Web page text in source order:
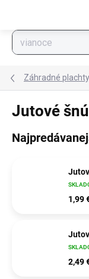
Záhradné
Jutové
1,99
2,49